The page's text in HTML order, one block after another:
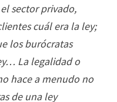
sector privado,
cuál era la ley;
los burócratas
La legalidad o
hace a menudo no
de una ley